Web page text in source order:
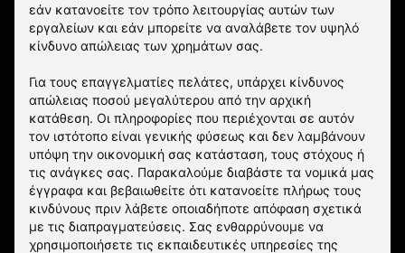
εάν κατανοείτε τον τρόπο λειτουργίας αυτών των
εργαλείων και εάν μπορείτε να αναλάβετε τον υψηλό
κίνδυνο απώλειας των χρημάτων σας.
Για τους επαγγελματίες πελάτες, υπάρχει κίνδυνος
απώλειας ποσού μεγαλύτερου από την αρχική
κατάθεση. Οι πληροφορίες που περιέχονται σε αυτόν
τον ιστότοπο είναι γενικής φύσεως και δεν λαμβάνουν
υπόψη την οικονομική σας κατάσταση, τους στόχους ή
τις ανάγκες σας. Παρακαλούμε διαβάστε τα νομικά μας
έγγραφα και βεβαιωθείτε ότι κατανοείτε πλήρως τους
κινδύνους πριν λάβετε οποιαδήποτε απόφαση σχετικά
με τις διαπραγματεύσεις. Σας ενθαρρύνουμε να
χρησιμοποιήσετε τις εκπαιδευτικές υπηρεσίες της